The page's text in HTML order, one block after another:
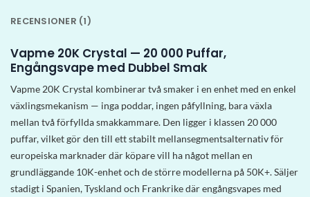
RECENSIONER (1)
Vapme 20K Crystal — 20 000 Puffar,
Engångsvape med Dubbel Smak
Vapme 20K Crystal kombinerar två smaker i en enhet med en enkel
växlingsmekanism — inga poddar, ingen påfyllning, bara växla
mellan två förfyllda smakkammare. Den ligger i klassen 20 000
puffar, vilket gör den till ett stabilt mellansegmentsalternativ för
europeiska marknader där köpare vill ha något mellan en
grundläggande 10K-enhet och de större modellerna på 50K+. Säljer
stadigt i Spanien, Tyskland och Frankrike där engångsvapes med